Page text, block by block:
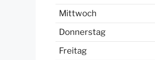
Mittwoch
Donnerstag
Freitag